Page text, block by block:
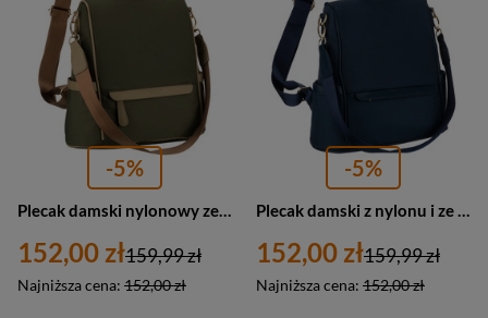
-5%
152,00 zł
Najniższa cena: 152,00 zł
159,99 zł
-5%
152,00 zł
Najniższa cena: 152,00 zł
159,99 zł